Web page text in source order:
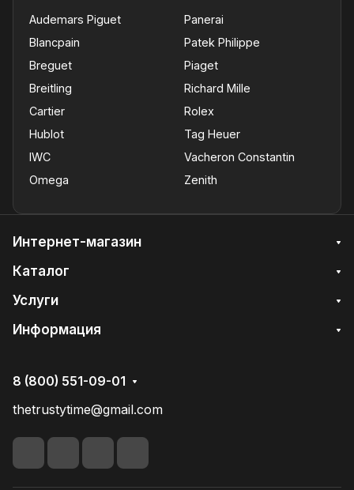
Audemars Piguet
Blancpain
Breguet
Breitling
Cartier
Hublot
IWC
Omega
Panerai
Patek Philippe
Piaget
Richard Mille
Rolex
Tag Heuer
Vacheron Constantin
Zenith
Интернет-магазин
Каталог
Услуги
Информация
8 (800) 551-09-01
thetrustytime@gmail.com